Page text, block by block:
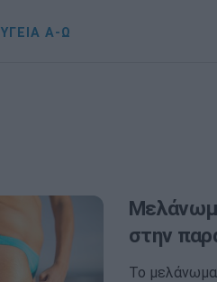
ΥΓΕΙΑ Α-Ω
στην
Το μελάνωμα